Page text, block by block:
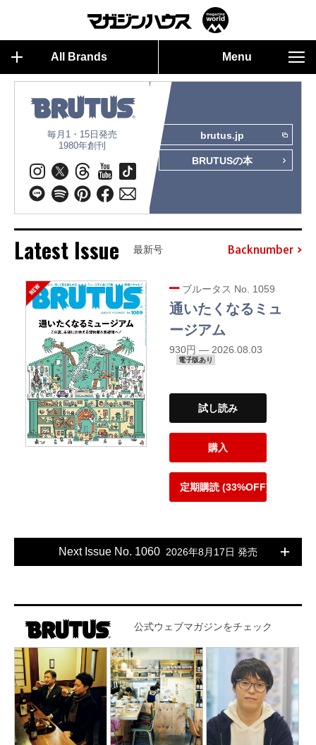
All Brands Menu
毎月1・15日発売
1980年創刊
brutus.jp
BRUTUSの本
Latest Issue 最新号 Backnumber
ブルータス No. 1059
通いたくなるミュ
ージアム
930円 — 2026.08.03
電子版あり
試し読み
購入
定期購読 (33%OFF)
Next Issue No. 1060 2026年8月17日 発売
公式ウェブマガジンをチェック